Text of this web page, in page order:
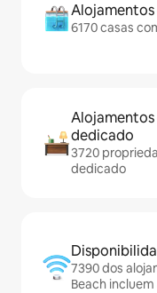
Alojamentos
6170 casas
Alojamentos
dedicado
3720
dedicado
7390 dos
Beach